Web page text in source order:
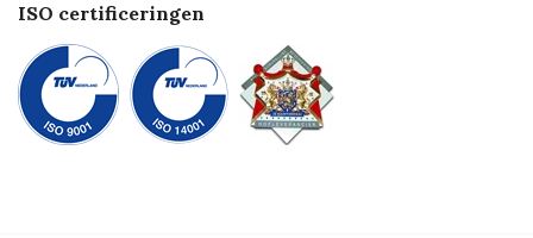
ISO certificeringen